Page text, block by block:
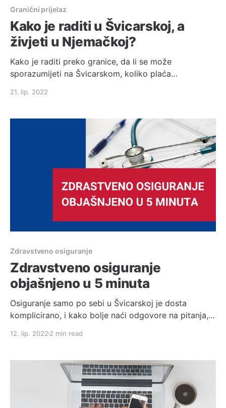
Granični prijelaz
Kako je raditi u Švicarskoj, a
živjeti u Njemačkoj?
Kako je raditi preko granice, da li se može
sporazumijeti na Švicarskom, koliko plaća
uopće isplati? Saznajte sve informacije iz prve ruke
caligorama] iz novog interviewa 😊
21. lip. 2022
Zdravstveno osiguranje
Zdravstveno osiguranje
objašnjeno u 5 minuta
Osiguranje samo po sebi u Švicarskoj je dosta
komplicirano, i kako bolje naći odgovore na pitanja,
više od 6 godina. 😊 S obzirom na veliki broj upita
najučestalijih pitanja. 1. Od kada mogu biti osiguran?
12. lip. 2022 2 min read